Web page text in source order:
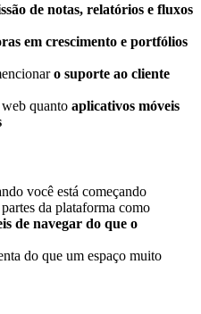
de notas, relatórios e fluxos
em crescimento e portfólios
o suporte ao cliente
quanto aplicativos móveis
você está começando
da plataforma como
de navegar do que o
do que um espaço muito